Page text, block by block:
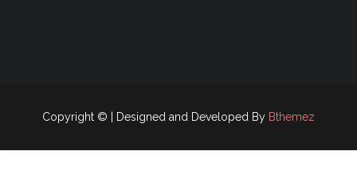
Copyright © | Designed and Developed By Bthemez